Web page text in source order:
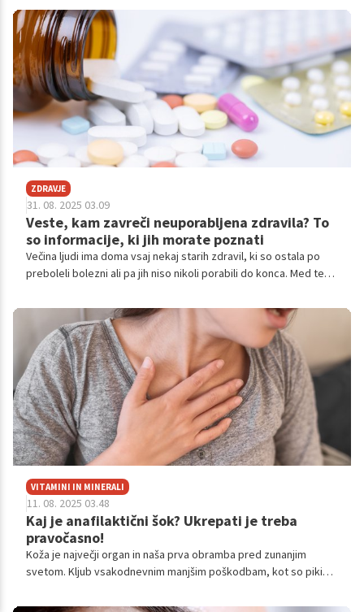
pogosto vključujejo srbenje, pekoč občutek in spremembe v
izcedku. Pomembna je pravilna diagnoza za učinkovito
zdravljenje, ki se razlikuje glede na vrsto okužbe, ter skrb za
ustrezno higieno za preprečevanje.
ZDRAVJE
31. 08. 2025 03.09
Veste, kam zavreči neuporabljena zdravila? To
so informacije, ki jih morate poznati
Večina ljudi ima doma vsaj nekaj starih zdravil, ki so ostala po
preboleli bolezni ali pa jih niso nikoli porabili do konca. Med temi
tveganje – tako za naše zdravje kot za okolje. Čeprav se zdi
priročno, da zdravila preprosto zadržimo za "vsak primer", so
posledice tega početja lahko resne. Varna raba in pravilno
odlaganje zdravil, še posebej antibiotikov, je ključen korak k
zaščiti zdravja posameznika, celotne skupnosti in naravnega
okolja.
VITAMINI IN MINERALI
11. 08. 2025 03.48
Kaj je anafilaktični šok? Ukrepati je treba
pravočasno!
Koža je največji organ in naša prva obramba pred zunanjim
svetom. Kljub vsakodnevnim manjšim poškodbam, kot so piki
pospešimo celjenje.